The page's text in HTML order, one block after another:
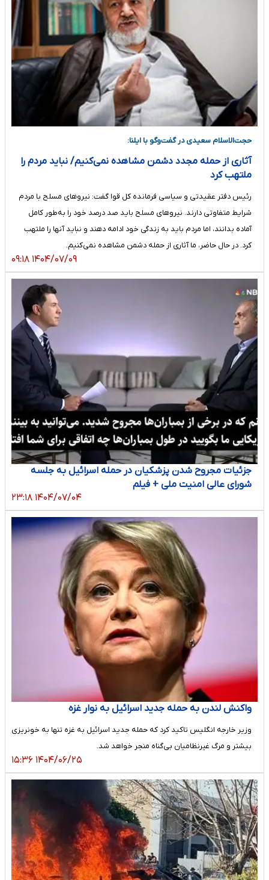
حجت‌الاسلام سعیدی در گفت‌وگو با ایلنا:
آثاری از حمله مجدد دشمن مشاهده نمی‌کنیم/ نباید مردم را
ملتهب کرد
رئیس دفتر عقیدتی و سیاسی فرمانده کل قوا گفت: نیروهای مسلح با مردم
شرایط متفاوتی دارند. نیروهای مسلح باید صد درصد خود را به‌طور کامل
آماده بدانند، اما مردم باید به زندگی خود ادامه دهند و نباید آنها را ملتهب
کرد. در حال حاضر، ما آثاری از حمله دشمن مشاهده نمی‌کنیم.
۱۴۰۴/۰۷/۰۹ ۰۹:۱۸
جزئیات مجروح‌ شدن پزشکیان در حمله اسرائیل به جلسه
شورای‌ عالی امنیت ملی + فیلم
۱۴۰۴/۰۷/۰۴ ۲۳:۱۸
واکنش لندن به حمله جدید اسرائیل به نوار غزه
وزیر خارجه انگلیس تاکید کرد که حمله جدید اسرائیل به غزه تنها به خونریزی
بیشتر و مرگ غیرنظامیان بی‌گناه منجر خواهد شد.
۱۴۰۴/۰۶/۲۵ ۱۵:۳۶